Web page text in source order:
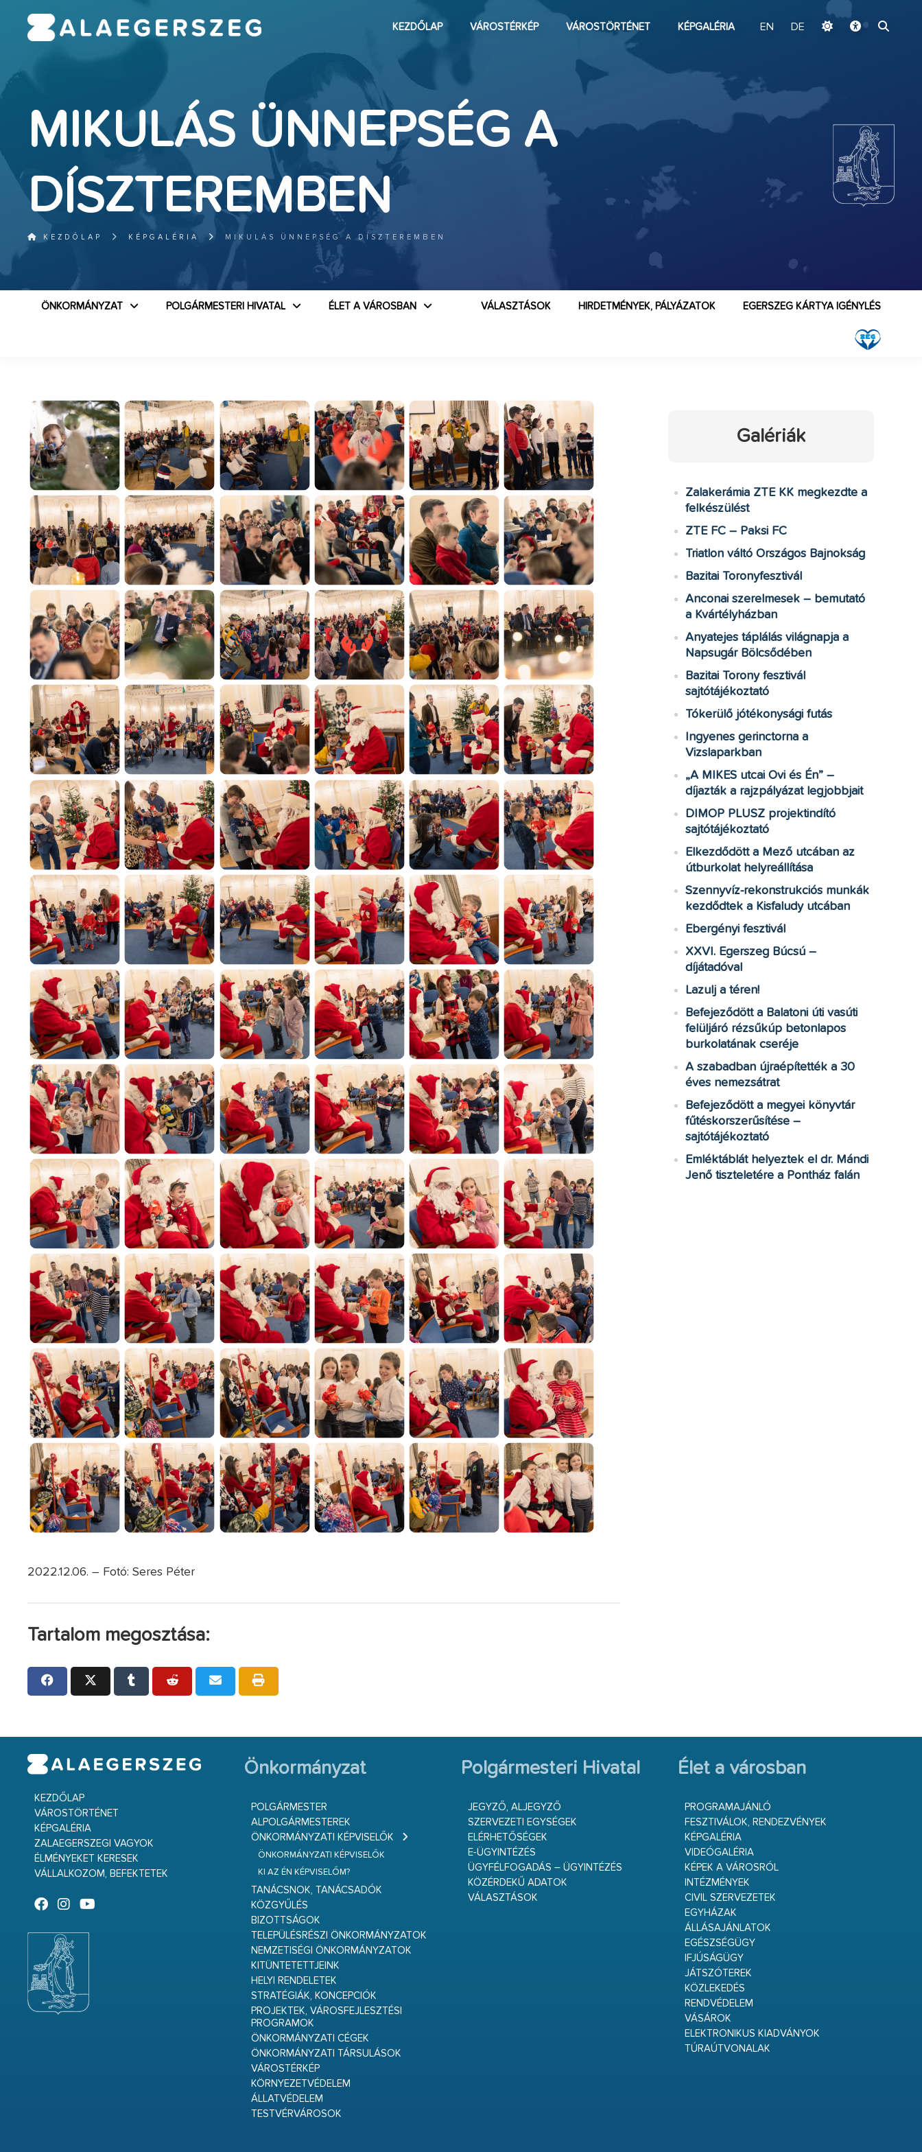
KEZDŐLAP VÁROSTÉRKÉP VÁROSTÖRTÉNET KÉPGALÉRIA EN DE
MIKULÁS ÜNNEPSÉG A
DÍSZTEREMBEN
KEZDŐLAP KÉPGALÉRIA MIKULÁS ÜNNEPSÉG A DÍSZTEREMBEN
ÖNKORMÁNYZAT POLGÁRMESTERI HIVATAL ÉLET A VÁROSBAN EGERSZEG KÁRTYA IGÉNYLÉS
HIRDETMÉNYEK, PÁLYÁZATOK
VÁLASZTÁSOK
2022.12.06. – Fotó: Seres Péter
Tartalom megosztása:
Galériák
Zalakerámia ZTE KK megkezdte a
felkészülést
ZTE FC – Paksi FC
Triatlon váltó Országos Bajnokság
Bazitai Toronyfesztivál
Anconai szerelmesek – bemutató
a Kvártélyházban
Anyatejes táplálás világnapja a
Napsugár Bölcsődében
Bazitai Torony fesztivál
sajtótájékoztató
Tókerülő jótékonysági futás
Ingyenes gerinctorna a
Vizslaparkban
„A MIKES utcai Ovi és Én” –
díjazták a rajzpályázat legjobbjait
DIMOP PLUSZ projektindító
sajtótájékoztató
Elkezdődött a Mező utcában az
útburkolat helyreállítása
Szennyvíz-rekonstrukciós munkák
kezdődtek a Kisfaludy utcában
Ebergényi fesztivál
XXVI. Egerszeg Búcsú –
díjátadóval
Lazulj a téren!
Befejeződött a Balatoni úti vasúti
felüljáró rézsűkúp betonlapos
burkolatának cseréje
A szabadban újraépítették a 30
éves nemezsátrat
Befejeződött a megyei könyvtár
fűtéskorszerűsítése –
sajtótájékoztató
Emléktáblát helyeztek el dr. Mándi
Jenő tiszteletére a Pontház falán
KEZDŐLAP
VÁROSTÖRTÉNET
KÉPGALÉRIA
ZALAEGERSZEGI VAGYOK
ÉLMÉNYEKET KERESEK
VÁLLALKOZOM, BEFEKTETEK
Önkormányzat
POLGÁRMESTER
ALPOLGÁRMESTEREK
ÖNKORMÁNYZATI KÉPVISELŐK
ÖNKORMÁNYZATI KÉPVISELŐK
KI AZ ÉN KÉPVISELŐM?
TANÁCSNOK, TANÁCSADÓK
KÖZGYŰLÉS
BIZOTTSÁGOK
TELEPÜLÉSRÉSZI ÖNKORMÁNYZATOK
NEMZETISÉGI ÖNKORMÁNYZATOK
KITÜNTETETTJEINK
HELYI RENDELETEK
STRATÉGIÁK, KONCEPCIÓK
PROJEKTEK, VÁROSFEJLESZTÉSI
PROGRAMOK
ÖNKORMÁNYZATI CÉGEK
ÖNKORMÁNYZATI TÁRSULÁSOK
VÁROSTÉRKÉP
KÖRNYEZETVÉDELEM
ÁLLATVÉDELEM
TESTVÉRVÁROSOK
Polgármesteri Hivatal
JEGYZŐ, ALJEGYZŐ
SZERVEZETI EGYSÉGEK
ELÉRHETŐSÉGEK
E-ÜGYINTÉZÉS
ÜGYFÉLFOGADÁS – ÜGYINTÉZÉS
KÖZÉRDEKŰ ADATOK
VÁLASZTÁSOK
Élet a városban
PROGRAMAJÁNLÓ
FESZTIVÁLOK, RENDEZVÉNYEK
KÉPGALÉRIA
VIDEÓGALÉRIA
KÉPEK A VÁROSRÓL
INTÉZMÉNYEK
CIVIL SZERVEZETEK
EGYHÁZAK
ÁLLÁSAJÁNLATOK
EGÉSZSÉGÜGY
IFJÚSÁGÜGY
JÁTSZÓTEREK
KÖZLEKEDÉS
RENDVÉDELEM
VÁSÁROK
ELEKTRONIKUS KIADVÁNYOK
TÚRAÚTVONALAK